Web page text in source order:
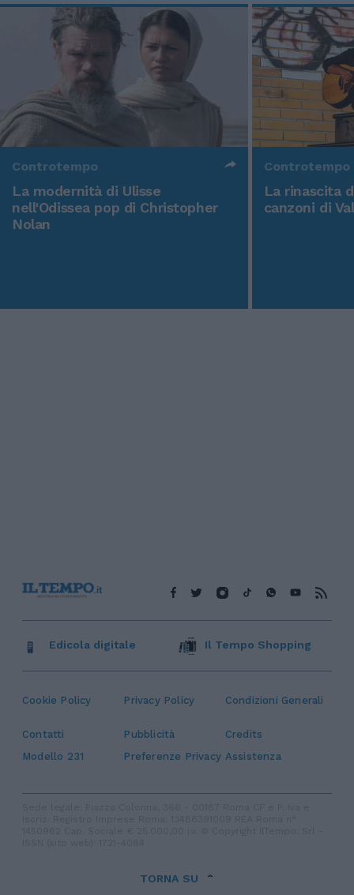
Controtempo
La modernità di Ulisse
nell'Odissea pop di Christopher
Nolan
Controtempo
La rinascita
canzoni di
Cookie Policy Privacy Policy Condizioni Generali
Contatti Pubblicità
Credits
Modello 231
Preferenze Privacy Assistenza
Edicola digitale Il Tempo Shopping
TORNA SU